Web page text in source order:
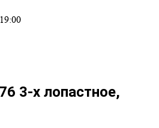
3-х лопастное,